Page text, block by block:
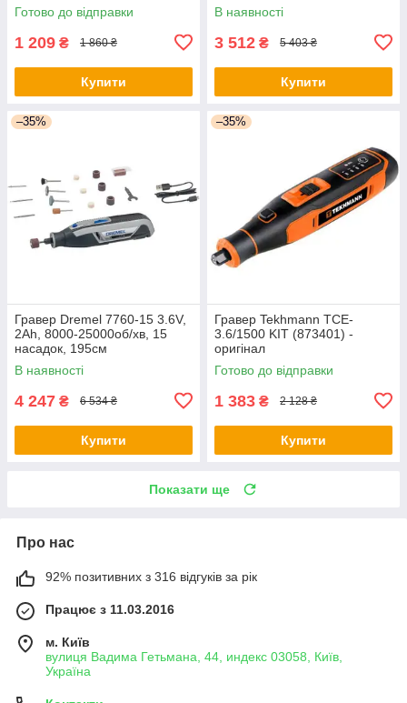
Готово до відправки
1 209 ₴ 1 860 ₴
Купити
В наявності
3 512 ₴ 5 403 ₴
Купити
–35%
Гравер Dremel 7760-15 3.6V,
2Ah, 8000-25000об/хв, 15
насадок, 195см
(F.013.776.0JA) - оригінал
В наявності
4 247 ₴ 6 534 ₴
Купити
–35%
Гравер Tekhmann TCE-
3.6/1500 KIT (873401) -
оригінал
Готово до відправки
1 383 ₴ 2 128 ₴
Купити
Показати ще
Про нас
92% позитивних з 316 відгуків за рік
Працює з 11.03.2016
м. Київ
вулиця Вадима Гетьмана, 44, индекс 03058, Київ,
Україна